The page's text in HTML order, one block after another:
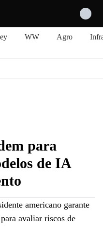
WW Agro
para
de IA
americano garante
avaliar riscos de